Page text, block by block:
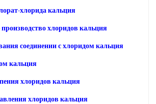
хлорида кальция
хлоридов кальция
соединении с хлоридом кальция
кальция
хлоридов кальция
хлоридов кальция